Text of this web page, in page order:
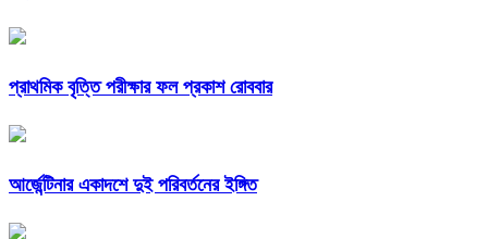
প্রাথমিক বৃত্তি পরীক্ষার ফল প্রকাশ রোববার
আর্জেন্টিনার একাদশে দুই পরিবর্তনের ইঙ্গিত